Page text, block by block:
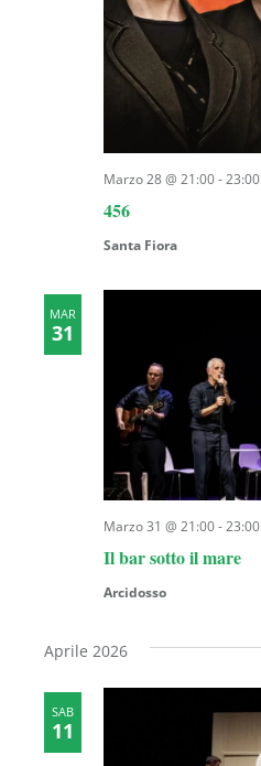
456
Marzo 28 @ 21:00-23:00
Santa Fiora
MAR
31
Il bar sotto il mare
Marzo 31 @ 21:00-23:00
Arcidosso
Aprile 2026
SAB
11